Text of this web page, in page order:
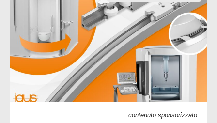
contenuto sponsorizzato